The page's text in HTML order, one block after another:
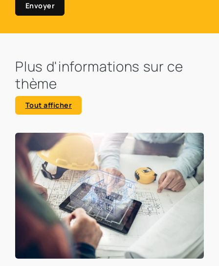
Envoyer
Plus d'informations sur ce
thème
Tout afficher